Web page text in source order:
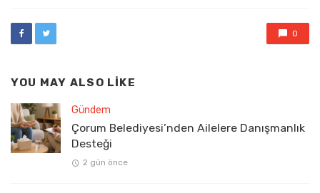
0
YOU MAY ALSO LIKE
Gündem
Çorum Belediyesi’nden Ailelere Danışmanlık
Desteği
2 gün önce